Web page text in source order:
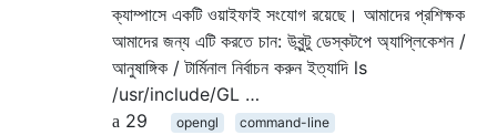
ক্যাম্পাসে একটি ওয়াইফাই সংযোগ রয়েছে। আমাদের প্রশিক্ষক
আমাদের জন্য এটি করতে চান: উবুন্টু ডেস্কটপে অ্যাপ্লিকেশন /
আনুষাঙ্গিক / টার্মিনাল নির্বাচন করুন ইত্যাদি ls
/usr/include/GL …
29
opengl command-line